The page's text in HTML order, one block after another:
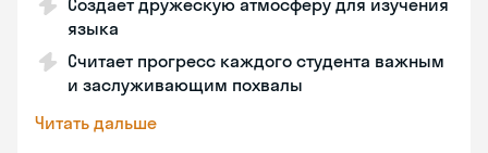
Создает дружескую атмосферу для изучения
языка
Считает прогресс каждого студента важным
и заслуживающим похвалы
Читать дальше